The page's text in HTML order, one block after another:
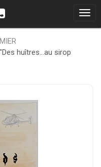
"Des huîtres...au sirop